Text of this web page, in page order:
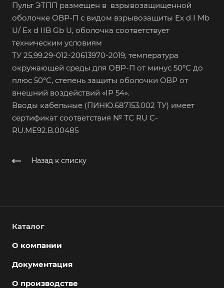
Пульт ЭТПП размещен в взрывозащищенной
оболочке ОВР-П с видом взрывозащиты Ex d I Mb
U/ Ex d IIB Gb U, оболочка соответствует
техническим условиям
ТУ 25.99.29-012-20613970-2019, температура
окружающей среды для ОВР-П от минус 50°С до
плюс 50°С, степень защиты оболочки ОВР от
внешний воздействий «IP 54».
Вводы кабельные (ПИНЮ.687153.002 ТУ) имеет
сертификат соответствия № ТС RU C-
RU.МЕ92.В.00485
Назад к списку
Каталог
О компании
Документация
О производстве